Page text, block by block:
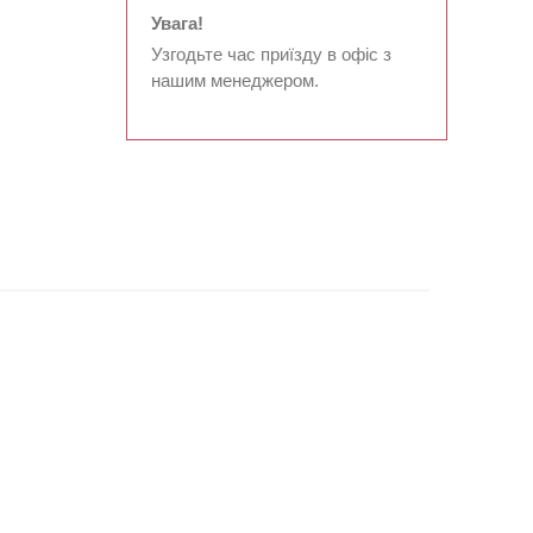
Увага!
Узгодьте час приїзду в офіс з
нашим менеджером.